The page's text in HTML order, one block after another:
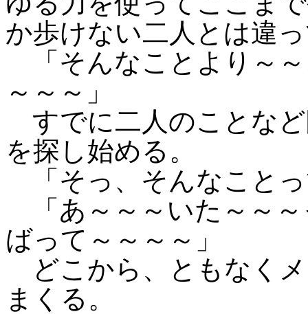
か歩けない二人とは違
「そんなことより～
～～～」
すでに二人のことな
を探し始める。
「そっ、そんなこと
「あ～～～いた～～
ばって～～～～」
どこから、ともなく
まくる。